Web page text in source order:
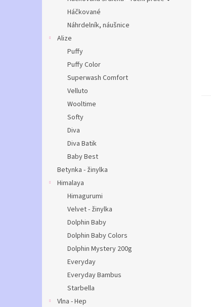
Háčkované
Náhrdelník, náušnice
Alize
Puffy
Puffy Color
Superwash Comfort
Velluto
Wooltime
Softy
Diva
Diva Batik
Baby Best
Betynka - žinylka
Himalaya
Himagurumi
Velvet - žinylka
Dolphin Baby
Dolphin Baby Colors
Dolphin Mystery 200g
Everyday
Everyday Bambus
Starbella
Vlna - Hep